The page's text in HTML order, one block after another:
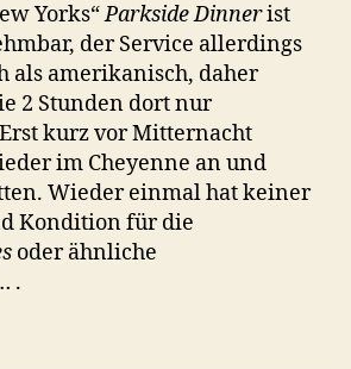
Yorks“Parkside Dinnerist
der Service allerdings
als amerikanisch, daher
2 Stunden dort nur
kurz vor Mitternacht
im Cheyenne an und
Wieder einmal hat keiner
Kondition für die
oder ähnliche
.